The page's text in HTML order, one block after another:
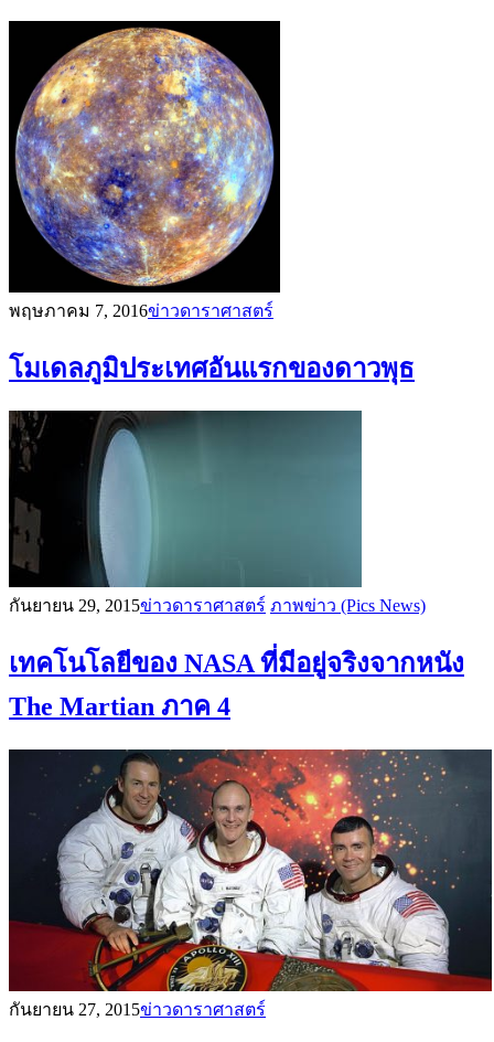
พฤษภาคม 7, 2016ข่าวดาราศาสตร์
โมเดลภูมิประเทศอันแรกของดาวพุธ
กันยายน 29, 2015ข่าวดาราศาสตร์ ภาพข่าว (Pics News)
เทคโนโลยีของ NASA ที่มีอยู่จริงจากหนัง
The Martian ภาค 4
กันยายน 27, 2015ข่าวดาราศาสตร์